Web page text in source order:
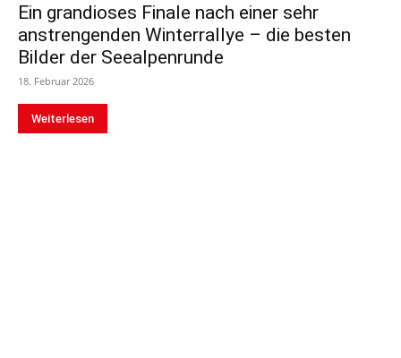
Ein grandioses Finale nach einer sehr
anstrengenden Winterrallye – die besten
Bilder der Seealpenrunde
18. Februar 2026
Weiterlesen